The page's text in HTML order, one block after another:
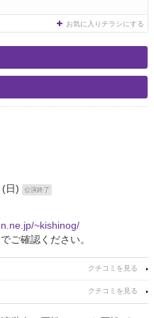
お気に入りチラシにする
日)
公演終了
~kishinog/
ご確認ください。